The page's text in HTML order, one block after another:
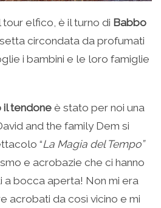
elfico, è il turno di Babbo
circondata da profumati
i bambini e le loro famiglie
tendoneè stato per noi una
and the family Dem si
“La Magia del Tempo”
e acrobazie che ci hanno
bocca aperta! Non mi era
acrobati da così vicino e mi